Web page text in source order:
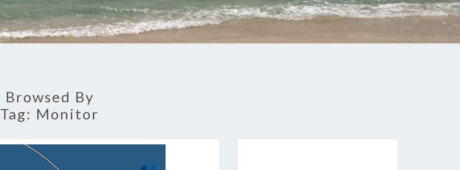
Browsed By
Tag: Monitor